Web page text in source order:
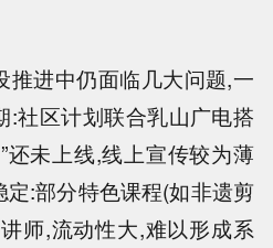
推进中仍面临几大问题,一
:社区计划联合乳山广电搭
还未上线,线上宣传较为薄
:部分特色课程(如非遗剪
师,流动性大,难以形成系